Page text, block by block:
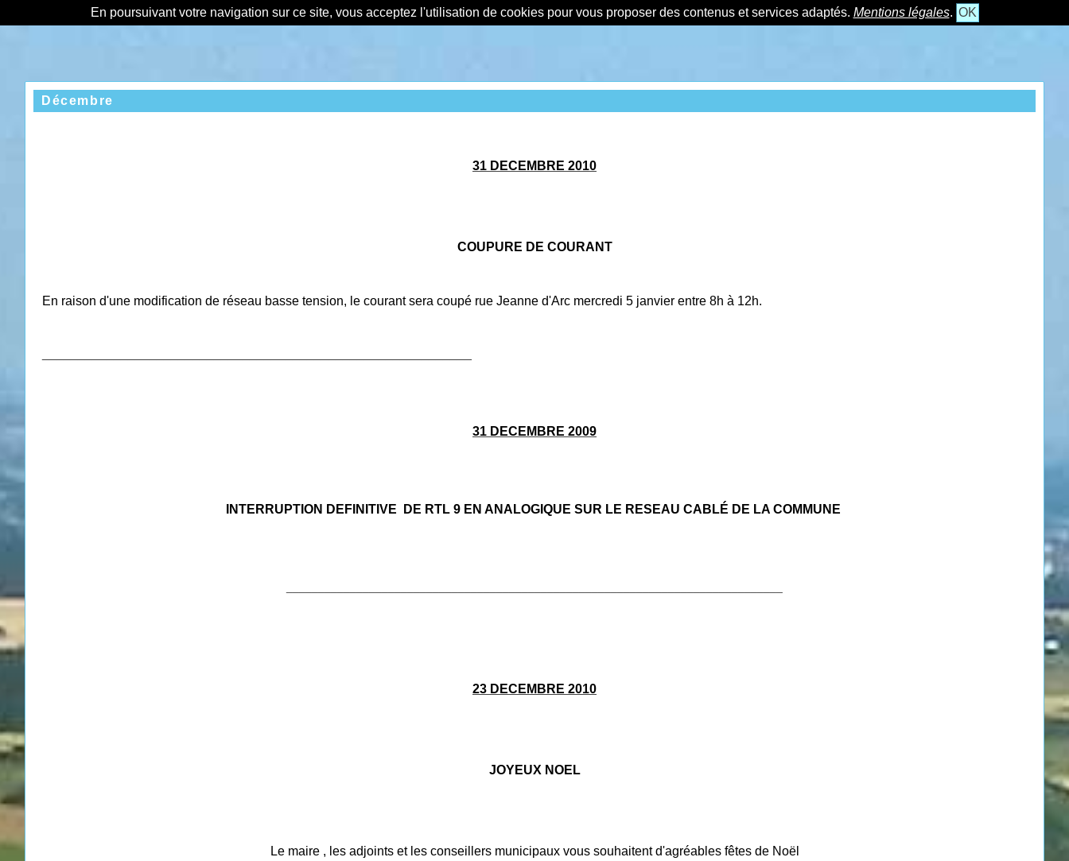
En poursuivant votre navigation sur ce site, vous acceptez l'utilisation de cookies pour vous proposer des contenus et services adaptés. Mentions légales. OK
Décembre
31 DECEMBRE 2010
COUPURE DE COURANT
En raison d'une modification de réseau basse tension, le courant sera coupé rue Jeanne d'Arc mercredi 5 janvier entre 8h à 12h.
31 DECEMBRE 2009
INTERRUPTION DEFINITIVE DE RTL 9 EN ANALOGIQUE SUR LE RESEAU CABLÉ DE LA COMMUNE
23 DECEMBRE 2010
JOYEUX NOEL
Le maire , les adjoints et les conseillers municipaux vous souhaitent d'agréables fêtes de Noël